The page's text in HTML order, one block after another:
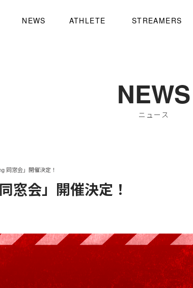
NEWS ATHLETE STREAMERS
NEWS
ニュース
同窓会」開催決定！
窓会」開催決定！